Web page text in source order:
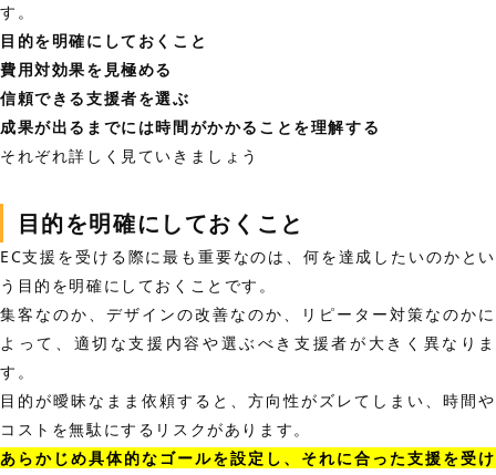
す。
目的を明確にしておくこと
費用対効果を見極める
信頼できる支援者を選ぶ
成果が出るまでには時間がかかることを理解する
それぞれ詳しく見ていきましょう
目的を明確にしておくこと
EC支援を受ける際に最も重要なのは、何を達成したいのかとい
う目的を明確にしておくことです。
集客なのか、デザインの改善なのか、リピーター対策なのかに
よって、適切な支援内容や選ぶべき支援者が大きく異なりま
す。
目的が曖昧なまま依頼すると、方向性がズレてしまい、時間や
コストを無駄にするリスクがあります。
あらかじめ具体的なゴールを設定し、それに合った支援を受け